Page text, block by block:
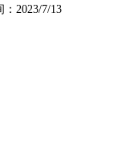
2023/7/13